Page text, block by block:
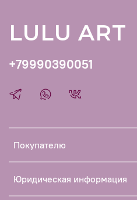
Покупателю
Юридическая информация
+79990390051
LULU ART